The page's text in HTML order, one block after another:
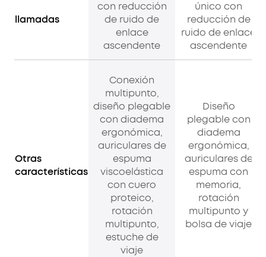
llamadas
con reducción
de ruido de
enlace
ascendente
único con
reducción de
ruido de enlace
ascendente
Otras
características
Conexión
multipunto,
diseño plegable
con diadema
ergonómica,
auriculares de
espuma
viscoelástica
con cuero
proteico,
rotación
multipunto,
estuche de
viaje
Diseño
plegable con
diadema
ergonómica,
auriculares de
espuma con
memoria,
rotación
multipunto y
bolsa de viaje